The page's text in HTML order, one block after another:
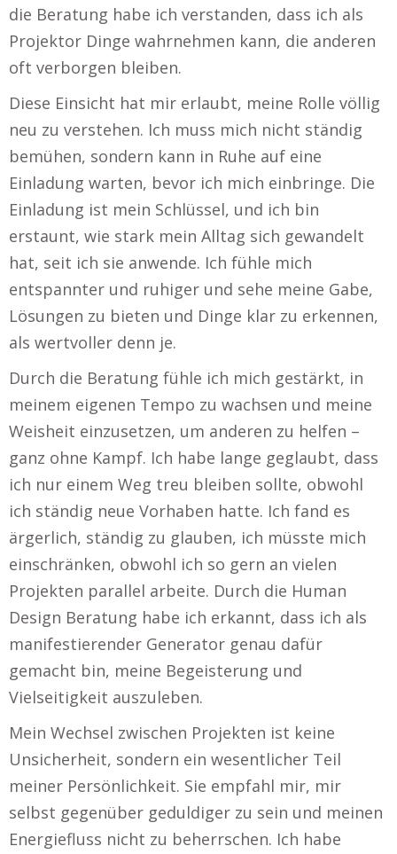
die Beratung habe ich verstanden, dass ich als
Projektor Dinge wahrnehmen kann, die anderen
oft verborgen bleiben.
Diese Einsicht hat mir erlaubt, meine Rolle völlig
neu zu verstehen. Ich muss mich nicht ständig
bemühen, sondern kann in Ruhe auf eine
Einladung warten, bevor ich mich einbringe. Die
Einladung ist mein Schlüssel, und ich bin
erstaunt, wie stark mein Alltag sich gewandelt
hat, seit ich sie anwende. Ich fühle mich
entspannter und ruhiger und sehe meine Gabe,
Lösungen zu bieten und Dinge klar zu erkennen,
als wertvoller denn je.
Durch die Beratung fühle ich mich gestärkt, in
meinem eigenen Tempo zu wachsen und meine
Weisheit einzusetzen, um anderen zu helfen –
ganz ohne Kampf. Ich habe lange geglaubt, dass
ich nur einem Weg treu bleiben sollte, obwohl
ich ständig neue Vorhaben hatte. Ich fand es
ärgerlich, ständig zu glauben, ich müsste mich
einschränken, obwohl ich so gern an vielen
Projekten parallel arbeite. Durch die Human
Design Beratung habe ich erkannt, dass ich als
manifestierender Generator genau dafür
gemacht bin, meine Begeisterung und
Vielseitigkeit auszuleben.
Mein Wechsel zwischen Projekten ist keine
Unsicherheit, sondern ein wesentlicher Teil
meiner Persönlichkeit. Sie empfahl mir, mir
selbst gegenüber geduldiger zu sein und meinen
Energiefluss nicht zu beherrschen. Ich habe